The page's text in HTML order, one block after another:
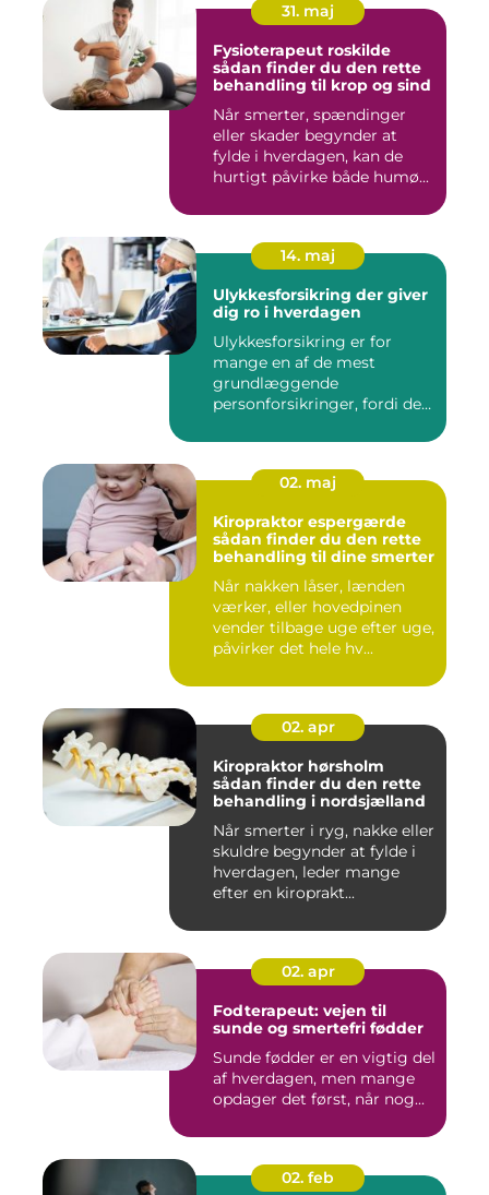
31. maj
Fysioterapeut roskilde
sådan finder du den rette
behandling til krop og sind
Når smerter, spændinger
eller skader begynder at
fylde i hverdagen, kan de
hurtigt påvirke både humø...
14. maj
Ulykkesforsikring der giver
dig ro i hverdagen
Ulykkesforsikring er for
mange en af de mest
grundlæggende
personforsikringer, fordi den
02. maj
Kiropraktor espergærde
sådan finder du den rette
behandling til dine smerter
Når nakken låser, lænden
værker, eller hovedpinen
vender tilbage uge efter uge,
påvirker det hele hv...
02. apr
Kiropraktor hørsholm
sådan finder du den rette
behandling i nordsjælland
Når smerter i ryg, nakke eller
skuldre begynder at fylde i
hverdagen, leder mange
efter en kiroprakt...
02. apr
Fodterapeut: vejen til
sunde og smertefri fødder
Sunde fødder er en vigtig del
af hverdagen, men mange
opdager det først, når nog...
02. feb